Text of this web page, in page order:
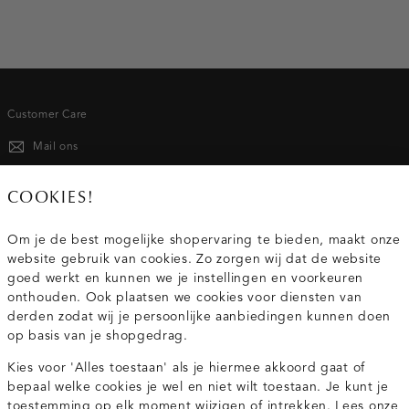
Customer Care
Mail ons
Service
Wij zijn Costes
Topcategorieën voor jou
COOKIES!
Om je de best mogelijke shopervaring te bieden, maakt onze
website gebruik van cookies. Zo zorgen wij dat de website
goed werkt en kunnen we je instellingen en voorkeuren
onthouden. Ook plaatsen we cookies voor diensten van
derden zodat wij je persoonlijke aanbiedingen kunnen doen
op basis van je shopgedrag.
Kies voor 'Alles toestaan' als je hiermee akkoord gaat of
bepaal welke cookies je wel en niet wilt toestaan. Je kunt je
toestemming op elk moment wijzigen of intrekken. Lees onze